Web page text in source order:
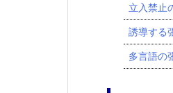
立入禁止
誘導する
多言語の